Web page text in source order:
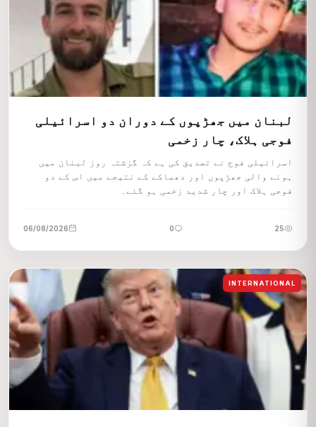
لبنان میں جھڑپوں کے دوران دو اسرائیلی
فوجی ہلاک، چار زخمی
اسرائیلی فوج نے تصدیق کی ہے کہ گزشتہ روز لبنان میں
ہونے والی جھڑپوں اور دھماکے کے نتیجے میں اس کے دو
فوجی ہلاک اور چار شدید زخمی ہو گئے۔
25
0
06/08/2026
INTERNATIONAL